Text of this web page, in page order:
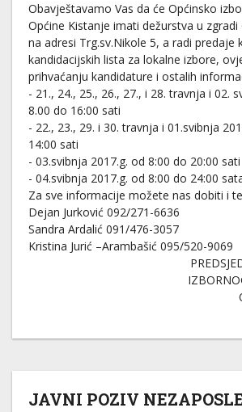
Obavještavamo Vas da će Općinsko
Općine Kistanje imati dežurstva u zgradi
na adresi Trg.sv.Nikole 5, a radi predaje
kandidacijskih lista za lokalne izbore,
prihvaćanju kandidature i ostalih
- 21., 24., 25., 26., 27., i 28. travnja i 02.
8.00 do 16:00 sati
- 22., 23., 29. i 30. travnja i 01.svibnja
14:00 sati
- 03.svibnja 2017.g. od 8:00 do 20:00 sati
- 04.svibnja 2017.g. od 8:00 do 24:00
Za sve informacije možete nas dobiti i
Dejan Jurković 092/271-6636
Sandra Ardalić 091/476-3057
Kristina Jurić –Arambašić 095/520-9069
JAVNI POZIV